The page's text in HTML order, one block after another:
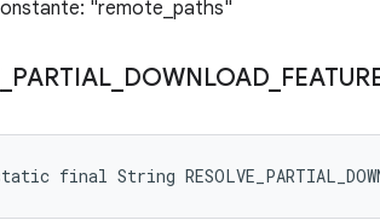
"remote_paths"
PARTIAL DOWNLOAD
final String